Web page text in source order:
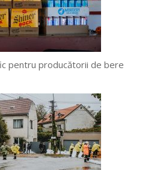
pentru producătorii de bere